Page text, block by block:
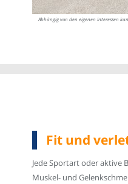
Abhängig von den eigenen Interessen
Fit und
Jede Sportart oder aktive
Muskel- und